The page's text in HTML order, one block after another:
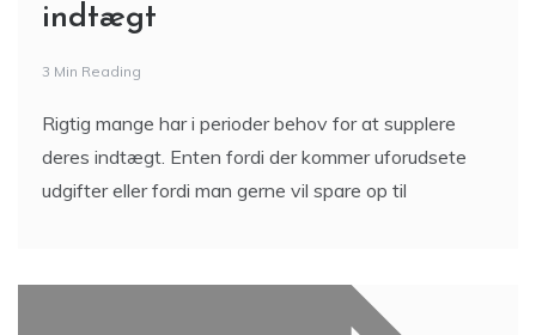
indtægt
3 Min Reading
Rigtig mange har i perioder behov for at supplere
deres indtægt. Enten fordi der kommer uforudsete
udgifter eller fordi man gerne vil spare op til